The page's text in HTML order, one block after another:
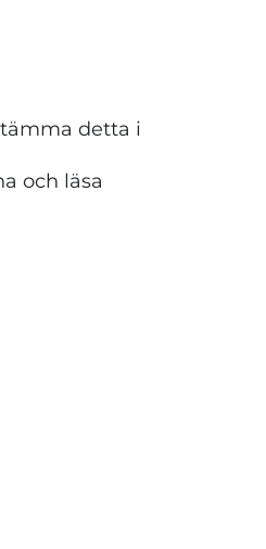
detta i
och läsa